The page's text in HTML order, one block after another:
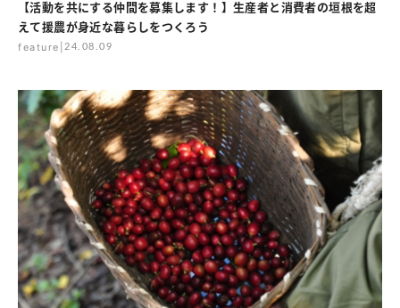
【活動を共にする仲間を募集します！】生産者と消費者の垣根を超
えて援農が身近な暮らしをつくろう
feature 24.08.09